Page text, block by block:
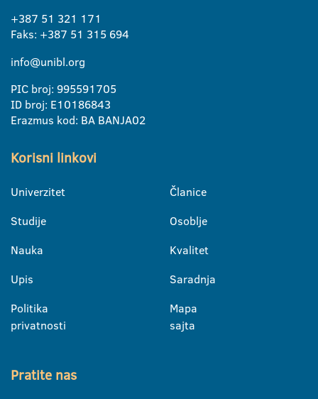
+387 51 321 171
Faks: +387 51 315 694
info@unibl.org
PIC broj: 995591705
ID broj: E10186843
Erazmus kod: BA BANJA02
Korisni linkovi
Univerzitet
Studije
Nauka
Upis
Politika
privatnosti
Članice
Osoblje
Kvalitet
Saradnja
Mapa
sajta
Pratite nas